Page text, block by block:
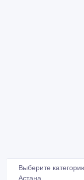
Выберите
Астана